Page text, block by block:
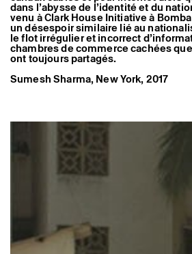
dans l’abysse de l’identité et du
venu à Clark House Initiative à
un désespoir similaire lié au
le flot irrégulier et incorrect
chambres de commerce cachées
ont toujours partagés.
Sumesh Sharma, New York, 2017